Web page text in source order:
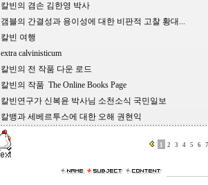
칼빈의 겸손 김한영 박사
갬블의 간결성과 용이성에 대한 비판적 고찰 황대...
칼빈 여행
extra calvinisticum
칼빈의 전 작품 다운 로드
칼빈의 작품 The Online Books Page
칼빈연구가 신복윤 박사님 소천소식 국민일보
칼뱅과 세베르투스에 대한 오해 권현익
1 2 3 4 5 6 7